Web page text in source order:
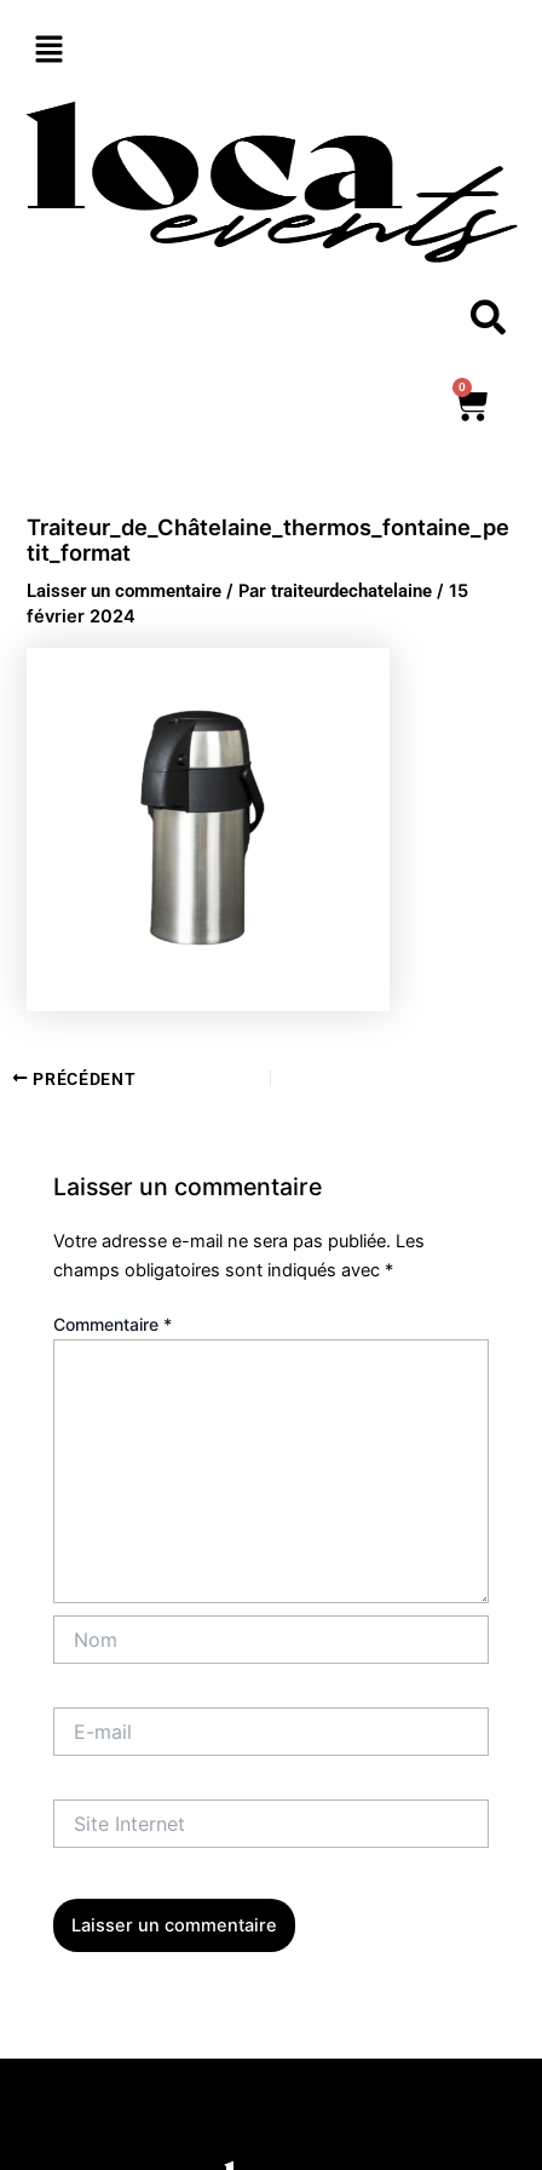
0
Traiteur_de_Châtelaine_thermos_fontaine_pe
tit_format
Laisser un commentaire / Partraiteurdechatelaine/15
février 2024
PRÉCÉDENT
Laisser un commentaire
Votre adresse e-mail ne sera pas publiée. Les
champs obligatoires sont indiqués avec *
Commentaire *
mail
Internet